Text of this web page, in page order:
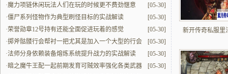
[05-30]
·魔力项链休闲玩法人们在玩的时候更不费劲惬意
[05-30]
·僵尸系列怪物作为典型刷怪目标的实战解读
[05-30]
·荣誉勋章12号持有还能全面促进玩着的感觉
[05-30]
·掷斧骷髅行会帮衬一把尤其是加入一个大型的行会
更实打实好用
[05-30]
·法师分身依赖装备熔炼系统提升战力的实战解读
[05-30]
·暗之魔牛王配一起前期发育可贼效率强化各类武器
新开传奇私服里